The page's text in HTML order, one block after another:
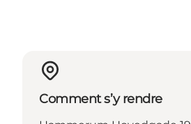
Comment s’y rendre